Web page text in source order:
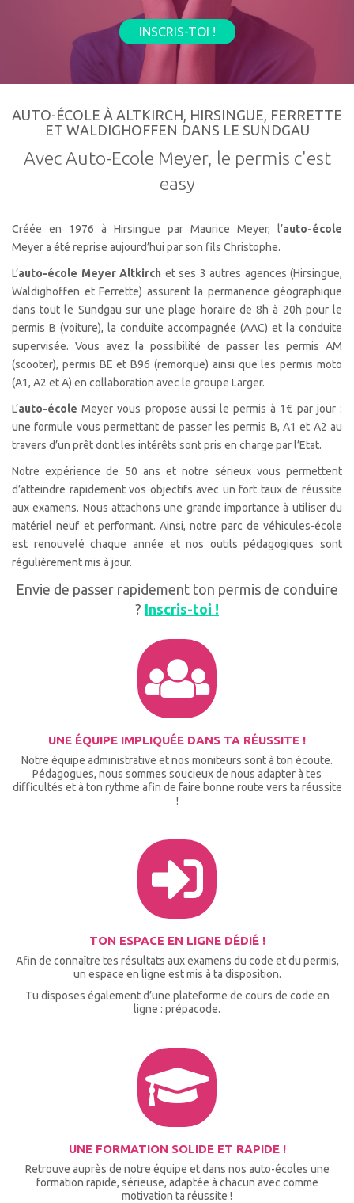
INSCRIS-TOI !
AUTO-ÉCOLE À ALTKIRCH, HIRSINGUE, FERRETTE
ET WALDIGHOFFEN DANS LE SUNDGAU
Avec Auto-Ecole Meyer, le permis c'est
easy
Créée en 1976 à Hirsingue par Maurice Meyer, l’auto-école
Meyer a été reprise aujourd’hui par son fils Christophe.
L’auto-école Meyer Altkirch et ses 3 autres agences (Hirsingue,
Waldighoffen et Ferrette) assurent la permanence géographique
dans tout le Sundgau sur une plage horaire de 8h à 20h pour le
permis B (voiture), la conduite accompagnée (AAC) et la conduite
supervisée. Vous avez la possibilité de passer les permis AM
(scooter), permis BE et B96 (remorque) ainsi que les permis moto
(A1, A2 et A) en collaboration avec le groupe Larger.
L’auto-école Meyer vous propose aussi le permis à 1€ par jour :
une formule vous permettant de passer les permis B, A1 et A2 au
travers d’un prêt dont les intérêts sont pris en charge par l’Etat.
Notre expérience de 50 ans et notre sérieux vous permettent
d’atteindre rapidement vos objectifs avec un fort taux de réussite
aux examens. Nous attachons une grande importance à utiliser du
matériel neuf et performant. Ainsi, notre parc de véhicules-école
est renouvelé chaque année et nos outils pédagogiques sont
régulièrement mis à jour.
Envie de passer rapidement ton permis de conduire
? Inscris-toi !
UNE ÉQUIPE IMPLIQUÉE DANS TA RÉUSSITE !
Notre équipe administrative et nos moniteurs sont à ton écoute.
Pédagogues, nous sommes soucieux de nous adapter à tes
difficultés et à ton rythme afin de faire bonne route vers ta réussite
!
TON ESPACE EN LIGNE DÉDIÉ !
Afin de connaître tes résultats aux examens du code et du permis,
un espace en ligne est mis à ta disposition.
Tu disposes également d’une plateforme de cours de code en
ligne : prépacode.
UNE FORMATION SOLIDE ET RAPIDE !
Retrouve auprès de notre équipe et dans nos auto-écoles une
formation rapide, sérieuse, adaptée à chacun avec comme
motivation ta réussite !